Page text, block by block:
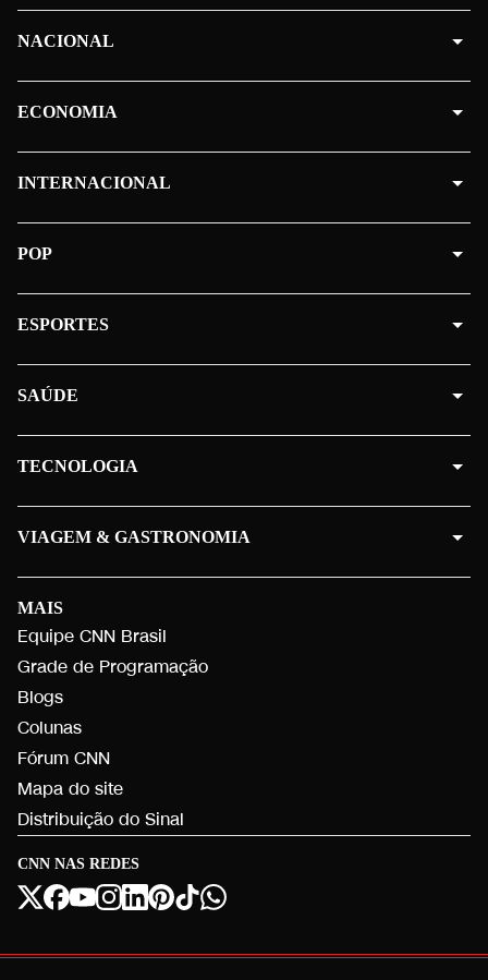
CNN NAS REDES
MAIS
Equipe CNN Brasil
Grade de Programação
Blogs
Colunas
Fórum CNN
Mapa do site
Distribuição do Sinal
NACIONAL
ECONOMIA
INTERNACIONAL
POP
ESPORTES
SAÚDE
TECNOLOGIA
VIAGEM & GASTRONOMIA